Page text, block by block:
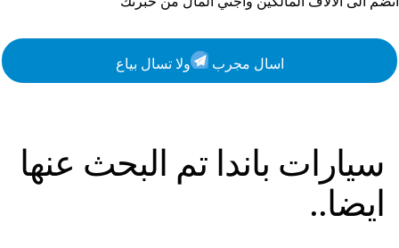
اسال مجرب ولا تسال بياع
سيارات باندا تم البحث عنها
ايضا..